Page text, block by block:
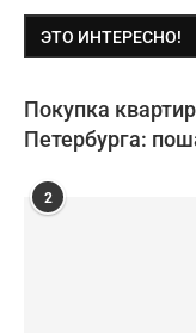
ЭТО ИНТЕРЕСНО!
Покупка
Петербурга:
2